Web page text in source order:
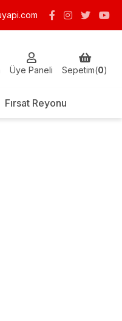
Üye Paneli Sepetim(0)
Fırsat Reyonu